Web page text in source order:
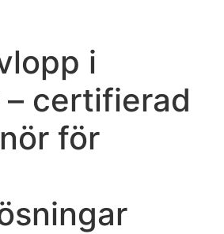
i
certifierad
för